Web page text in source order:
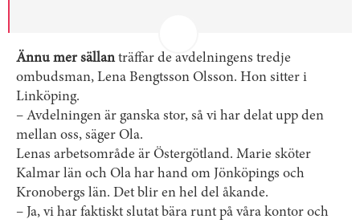
ombudsmän. I januari får avdelningen en ny ombudsman, Stefan
Johnsson.
Avdelningens ordförande
Antal medlemmar : 3642.
Ännu mer sällanträffar de avdelningens tredje
ombudsman, Lena Bengtsson Olsson. Hon sitter i
Linköping.
– Avdelningen är ganska stor, så vi har delat upp den
mellan oss, säger Ola.
Lenas arbetsområde är Öster­götland. Marie sköter
Kalmar län och Ola har hand om Jönköpings och
Kronobergs län. Det blir en hel del åkande.
– Ja, vi har faktiskt slutat bära runt på våra kontor och